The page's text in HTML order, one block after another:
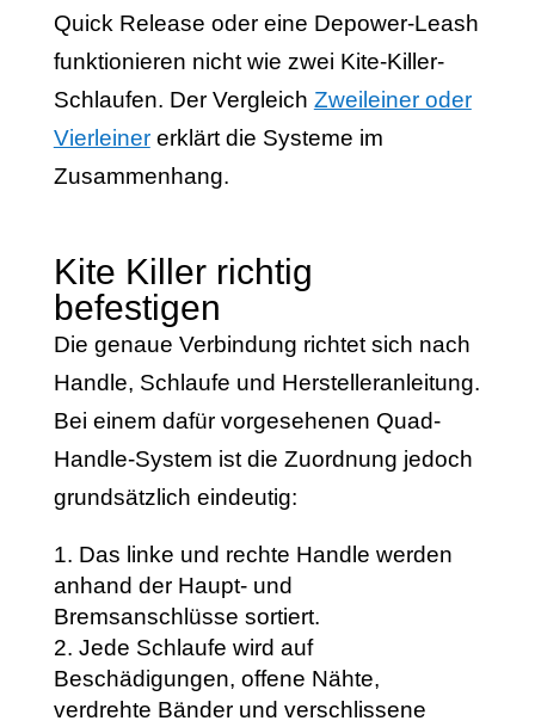
Quick Release oder eine Depower-Leash
funktionieren nicht wie zwei Kite-Killer-
Schlaufen. Der Vergleich Zweileiner oder
Vierleinererklärt die Systeme im
Zusammenhang.
Kite Killer richtig
befestigen
Die genaue Verbindung richtet sich nach
Handle, Schlaufe und Herstelleranleitung.
Bei einem dafür vorgesehenen Quad-
Handle-System ist die Zuordnung jedoch
grundsätzlich eindeutig:
Das linke und rechte Handle werden
anhand der Haupt- und
Bremsanschlüsse sortiert.
Jede Schlaufe wird auf
Beschädigungen, offene Nähte,
verdrehte Bänder und verschlissene